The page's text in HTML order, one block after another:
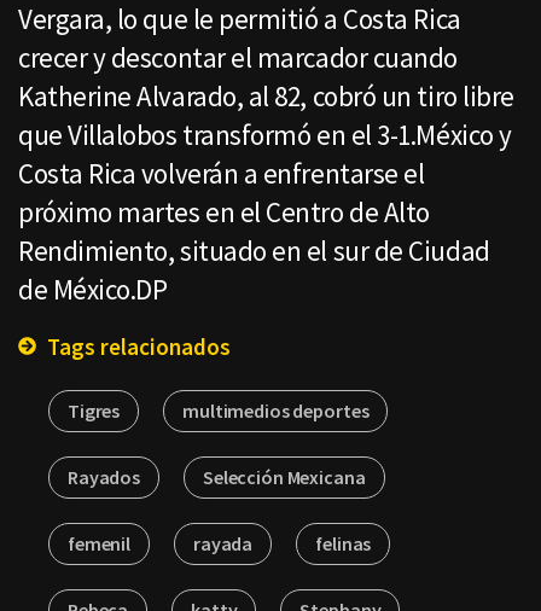
Vergara, lo que le permitió a Costa Rica
crecer y descontar el marcador cuando
Katherine Alvarado, al 82, cobró un tiro libre
que Villalobos transformó en el 3-1.México y
Costa Rica volverán a enfrentarse el
próximo martes en el Centro de Alto
Rendimiento, situado en el sur de Ciudad
de México.DP
Tags relacionados
Tigres multimedios deportes
Rayados Selección Mexicana
femenil rayada felinas